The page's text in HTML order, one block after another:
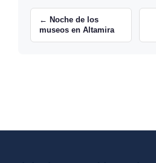
← Noche de los
museos en Altamira